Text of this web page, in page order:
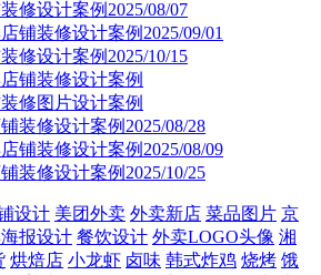
修设计案例2025/08/07
铺装修设计案例2025/09/01
修设计案例2025/10/15
铺装修设计案例
修图片设计案例
装修设计案例2025/08/28
铺装修设计案例2025/08/09
装修设计案例2025/10/25
设计 美团外卖 外卖新店 菜品图片 京
报设计 餐饮设计 外卖LOGO头像 湘
烘焙店 小龙虾 卤味 韩式炸鸡 烧烤 饿